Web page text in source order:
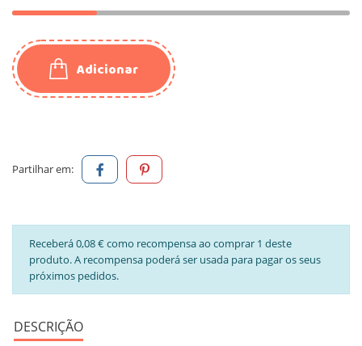
Adicionar
Partilhar em:
Receberá 0,08 € como recompensa ao comprar 1 deste
produto. A recompensa poderá ser usada para pagar os seus
próximos pedidos.
DESCRIÇÃO